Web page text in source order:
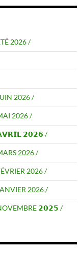
2026 /
2026 /
2026 /
𝟮𝟬𝟮𝟲 /
2026 /
2026 /
2026 /
𝟮𝟬𝟮𝟱 /